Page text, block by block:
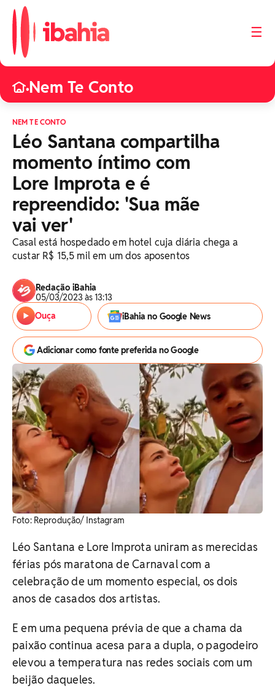
☰
•Nem Te Conto
NEM TE CONTO
Léo Santana compartilha
momento íntimo com
Lore Improta e é
repreendido: 'Sua mãe
vai ver'
Casal está hospedado em hotel cuja diária chega a
custar R$ 15,5 mil em um dos aposentos
Redação iBahia
05/03/2023 às 13:13
Ouça
iBahia no Google News
Adicionar como fonte preferida no Google
Foto: Reprodução/ Instagram
Léo Santana e Lore Improta uniram as merecidas
férias pós maratona de Carnaval com a
celebração de um momento especial, os dois
anos de casados dos artistas.
E em uma pequena prévia de que a chama da
paixão continua acesa para a dupla, o pagodeiro
elevou a temperatura nas redes sociais com um
beijão daqueles.